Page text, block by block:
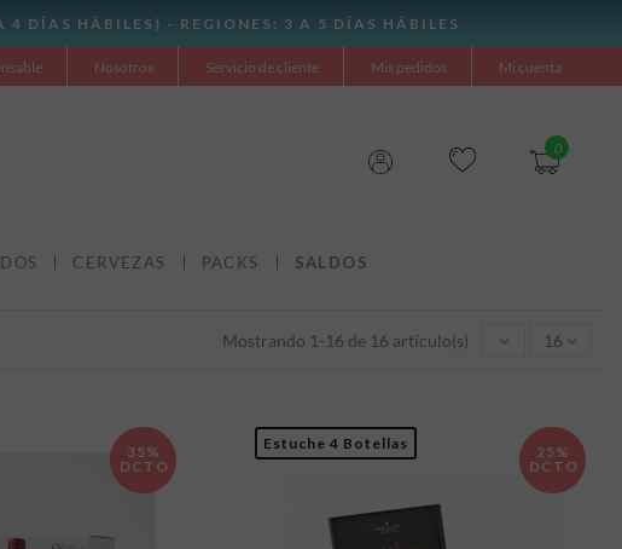
Nosotros Servicio de cliente Mis pedidos Mi cuenta
0
CERVEZAS PACKS SALDOS
Mostrando 1-16 de 16 artículo(s) 16
35%
DCTO
Estuche 4 Botellas
25%
DCTO